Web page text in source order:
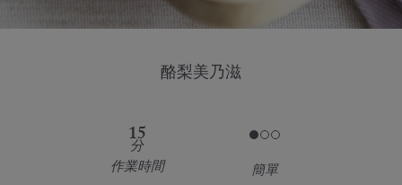
酪梨美乃滋
15
分
作業時間
簡單